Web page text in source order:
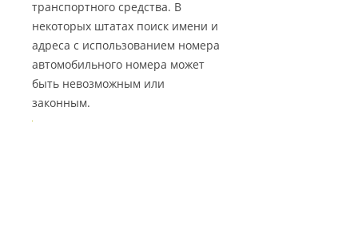
транспортного средства. В
некоторых штатах поиск имени и
адреса с использованием номера
автомобильного номера может
быть невозможным или
законным.